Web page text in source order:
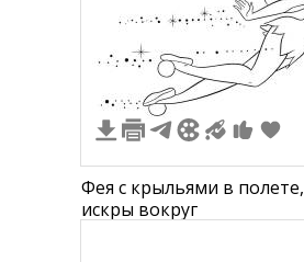
Фея с крыльями в
искры вокруг